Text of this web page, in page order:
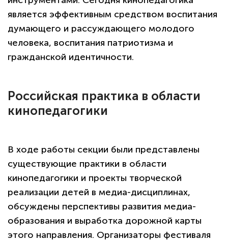
является эффективным средством воспитания
думающего и рассуждающего молодого
человека, воспитания патриотизма и
гражданской идентичности.
Российская практика в области
кинопедагогики
В ходе работы секции были представлены
существующие практики в области
кинопедагогики и проекты творческой
реализации детей в медиа-дисциплинах,
обсуждены перспективы развития медиа-
образования и выработка дорожной карты
этого направления. Организаторы фестиваля